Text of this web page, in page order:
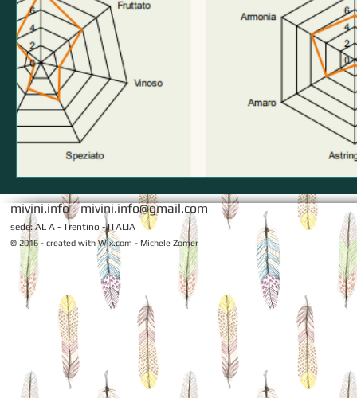
mivini.info -mivini.info@gmail.com
sede: AL A - Trentino - ITALIA
© 2016 - created with Wix.com - Michele Zomer